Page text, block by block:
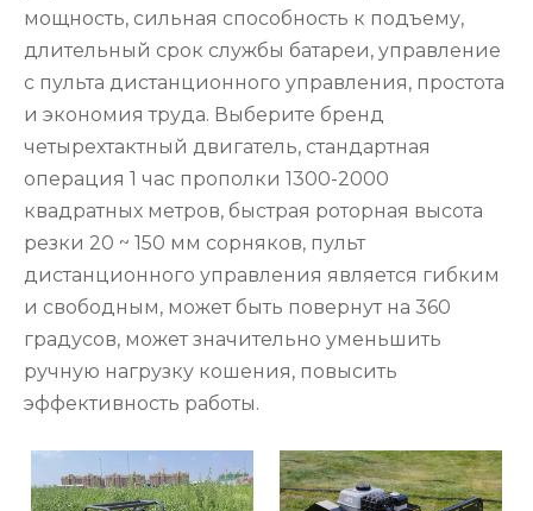
мощность, сильная способность к подъему,
длительный срок службы батареи, управление
с пульта дистанционного управления, простота
и экономия труда. Выберите бренд
четырехтактный двигатель, стандартная
операция 1 час прополки 1300-2000
квадратных метров, быстрая роторная высота
резки 20 ~ 150 мм сорняков, пульт
дистанционного управления является гибким
и свободным, может быть повернут на 360
градусов, может значительно уменьшить
ручную нагрузку кошения, повысить
эффективность работы.